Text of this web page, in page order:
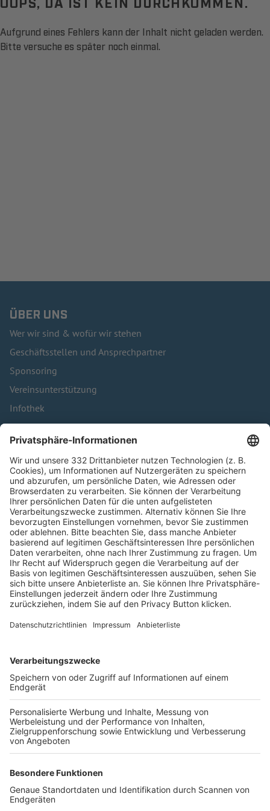
Aufgrund eines Fehlers kann der Inhalt nicht geladen werden.
Bitte versuche es später noch einmal.
ÜBER UNS
Wer wir sind & wofür wir stehen
Geschäftsstellen und Ansprechpartner
Sponsoring
Vereinsunterstützung
Infothek
Kontakt
HÄUFIG BESUCHTE SEITEN
Pässe und Vereinswechsel
Trainerausbildung
Schulungsangebot Vereinsmitarbeiter
BFV-Geschäftsstellen
Trainerbörse
Login SpielPlus
FOLGE DEM BFV
TOP-VEREINE
TOP-PARTNER